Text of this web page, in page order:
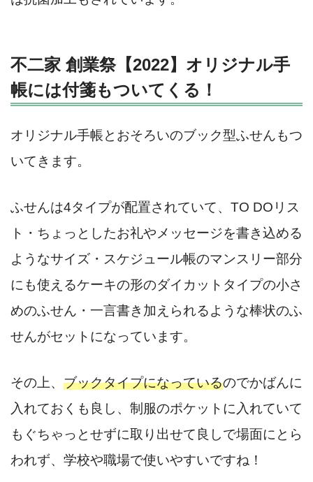
不二家 創業祭【2022】オリジナル手
帳には付箋もついてくる！
オリジナル手帳とおそろいのブック型ふせんもつ
いてきます。
ふせんは4タイプが配置されていて、TO DOリス
ト・ちょっとしたお礼やメッセージを書き込める
ようなサイズ・スケジュール帳のマンスリー部分
にも使えるケーキの形のダイカットタイプの小さ
めのふせん・一言書き加えられるような棒状のふ
せんがセットになっています。
その上、 ブックタイプになっているのでかばんに
入れておくも良し、制服のポケットに入れていて
もぐちゃっとせずに取り出せて良しで場面にとら
われず、学校や職場で使いやすいですね！